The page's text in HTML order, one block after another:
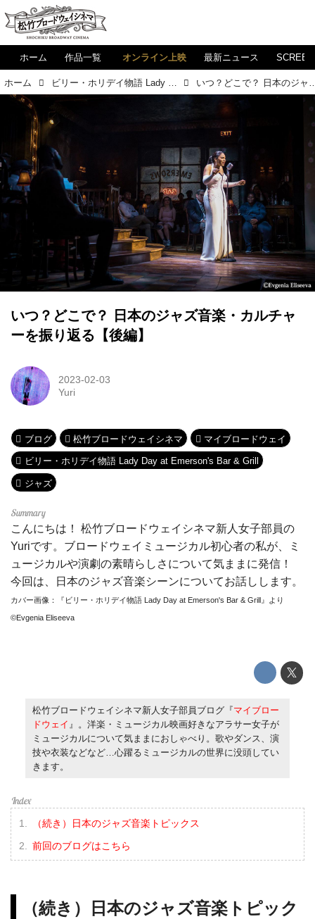
ホーム 作品一覧 オンライン上映 最新ニュース
ホーム ビリー・ホリデイ物語 Lady Day at Emerson's Bar & Grill いつ？どこで？ 日本のジャズ音
いつ？どこで？ 日本のジャズ音楽・カルチャ
ーを振り返る【後編】
2023-02-03
Yuri
ブログ 松竹ブロードウェイシネマ マイブロードウェイ
ビリー・ホリデイ物語 Lady Day at Emerson's Bar & Grill
ジャズ
こんにちは！ 松竹ブロードウェイシネマ新人女子部員の
Yuriです。ブロードウェイミュージカル初心者の私が、ミ
ュージカルや演劇の素晴らしさについて気ままに発信！
今回は、日本のジャズ音楽シーンについてお話しします。
カバー画像：『ビリー・ホリデイ物語 Lady Day at Emerson's Bar & Grill』より
©Evgenia Eliseeva
松竹ブロードウェイシネマ新人女子部員ブログ『マイブロー
ドウェイ 』。洋楽・ミュージカル映画好きなアラサー女子が
ミュージカルについて気ままにおしゃべり。歌やダンス、演
技や衣装などなど…心躍るミュージカルの世界に没頭してい
きます。
（続き）日本のジャズ音楽トピックス
前回のブログはこちら
（続き）日本のジャズ音楽トピック